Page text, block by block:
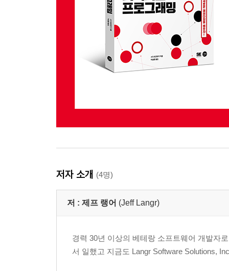
저자 소개 (4명)
저 : 제프 랭어 (Jeff Langr)
경력 30년 이상의 베테랑 소프트웨어 개발자
서 일했고 지금도 Langr Software Solutions,